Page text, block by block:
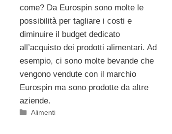
come? Da Eurospin sono molte le
possibilità per tagliare i costi e
diminuire il budget dedicato
all’acquisto dei prodotti alimentari. Ad
esempio, ci sono molte bevande che
vengono vendute con il marchio
Eurospin ma sono prodotte da altre
aziende.
Categorie
Alimenti